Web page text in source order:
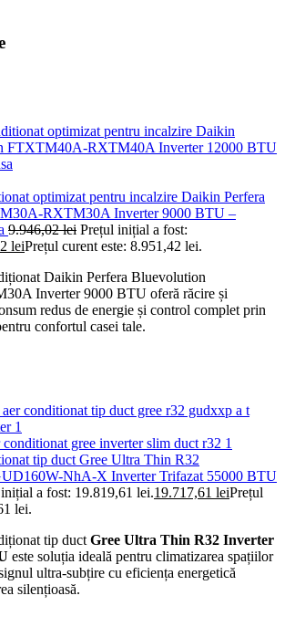
optimizat pentru incalzire Daikin Perfera
RXTM30A Inverter 9000 BTU –
9.946,02lei Prețul inițial a fost:
leiPrețul curent este: 8.951,42 lei.
Daikin Perfera Bluevolution
Inverter 9000 BTU oferă răcire și
redus de energie și control complet prin
confortul casei tale.
tip duct Gree Ultra Thin R32
NhA-X Inverter Trifazat 55000 BTU
a fost: 19.819,61 lei.19.717,61 leiPrețul
lei.
tip duct Gree Ultra Thin R32 Inverter
este soluția ideală pentru climatizarea spațiilor
ultra-subțire cu eficiența energetică
silențioasă.